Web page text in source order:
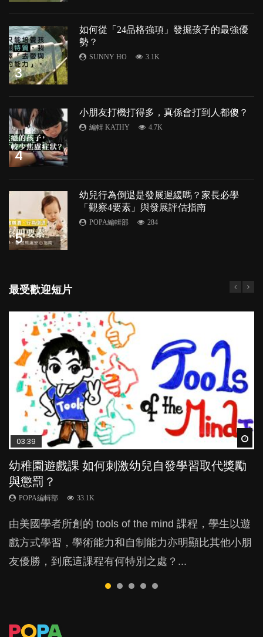
3
如何從「24品格強項」發掘孩子的最強優
勢？
SUNNY HO 3.1K
4
小朋友打機打得多，真係會打到人都傻？
編輯 KATHY 4.7K
5
幼兒行為倒退是發展遲緩嗎？家長必學
「觀察4要素」與發展評估指南
POPA編輯部 284
最受歡迎短片
03:39
幼稚園遊戲課 如何刺激幼兒自發學習取代獎勵
與懲罰？
POPA編輯部 33.1K
由美國學者所創的 tools of the mind 課程，學生以遊
戲方式學習，學術能力和自制能力亦明顯比其他小朋
友優勝，到底這課程有何特別之處？...
04:59
幼兒playgroup真係玩耍中學習？研究指BB 15個
月大前上堂不見效果
POPA編輯部 47.1K
現今小朋友的起跑線，愈推愈前。雖然政府並無官方
的統計數字，但粗略估算，香港至少有六、七百家早
期教育中心，但孩子是否愈早上Playgroup愈好？...
03:02
老公患產後憂鬱症對BB的影響
POPA編輯部
鬱，影響日常生活，嚴重的甚至會有自殺，或傷害小
朋友的念頭。但為何爸爸患上產後抑鬱往往難以察
覺？...
04:06
全職好？在職好？｜全職媽媽與在職媽媽的壓
力與價值
POPA編輯部 25.8K
許多媽媽心底可能都有一刻掙扎過：究竟全職好，還
是在職好。雖說每個家庭都有自己的獨特狀況和考慮
因素，但原來全職和在職媽媽所養育的子女其實都各
04:18
凡事以BB為中心，就係好爸媽？｜別忽視父母
的身心虛耗
POPA編輯部 31.5K
父母日夜無間、身心俱疲地照顧BB，如何做到正向
教養？部份父母更會為了小朋友放棄自己的嗜好、減
少出席朋友聚會等等，你以為會換來美好的親子關